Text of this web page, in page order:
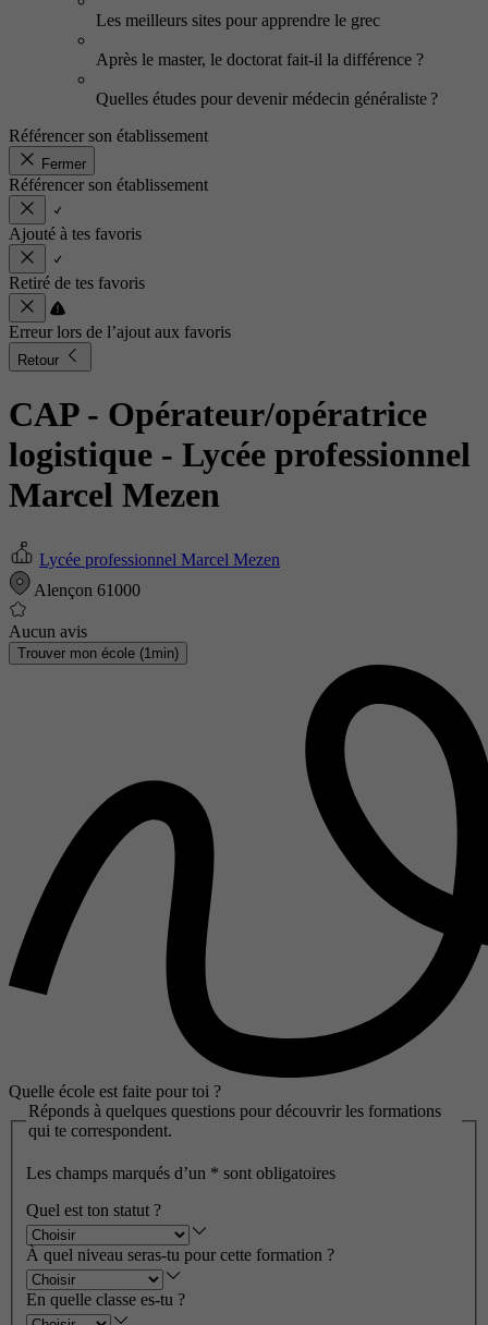
Les meilleurs sites pour apprendre le grec
Après le master, le doctorat fait-il la différence ?
Quelles études pour devenir médecin généraliste ?
Référencer son établissement
Fermer
Référencer son établissement
Ajouté à tes favoris
Retiré de tes favoris
Erreur lors de l’ajout aux favoris
Retour
CAP - Opérateur/opératrice
logistique - Lycée professionnel
Marcel Mezen
Lycée professionnel Marcel Mezen
Alençon 61000
Aucun avis
Trouver mon école (1min)
Quelle école est faite pour toi ?
Réponds à quelques questions pour découvrir les formations
qui te correspondent.
Les champs marqués d’un * sont obligatoires
Quel est ton statut ?
À quel niveau seras-tu pour cette formation ?
En quelle classe es-tu ?